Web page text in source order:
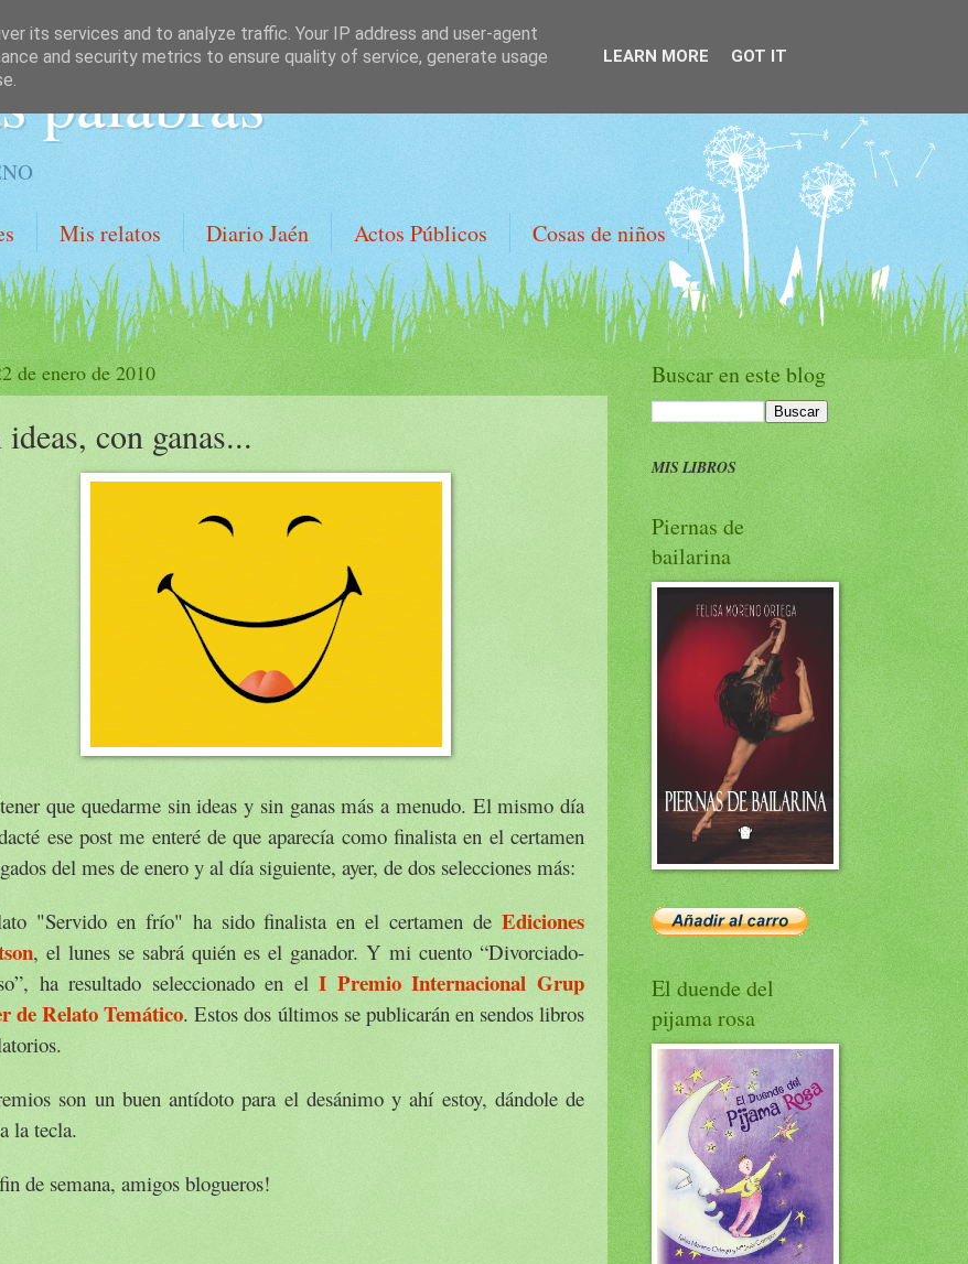
palabras
Mis relatos Diario Jaén Actos Públicos Cosas de niños
de enero de 2010
con ganas...
que quedarme sin ideas y sin ganas más a menudo. El mismo día
ese post me enteré de que aparecía como finalista en el certamen
del mes de enero y al día siguiente, ayer, de dos selecciones más:
"Servido en frío" ha sido finalista en el certamen de Ediciones
, el lunes se sabrá quién es el ganador. Y mi cuento “Divorciado-
ha resultado seleccionado en elI Premio Internacional Grup
de Relato Temático. Estos dos últimos se publicarán en sendos libros
son un buen antídoto para el desánimo y ahí estoy, dándole de
la tecla.
de semana, amigos blogueros!
Buscar en este blog
MIS LIBROS
Piernas de
bailarina
El duende del
pijama rosa
its services and to analyze traffic. Your IP address and user-agent
and security metrics to ensure quality of service, generate usage
LEARN MORE GOT IT